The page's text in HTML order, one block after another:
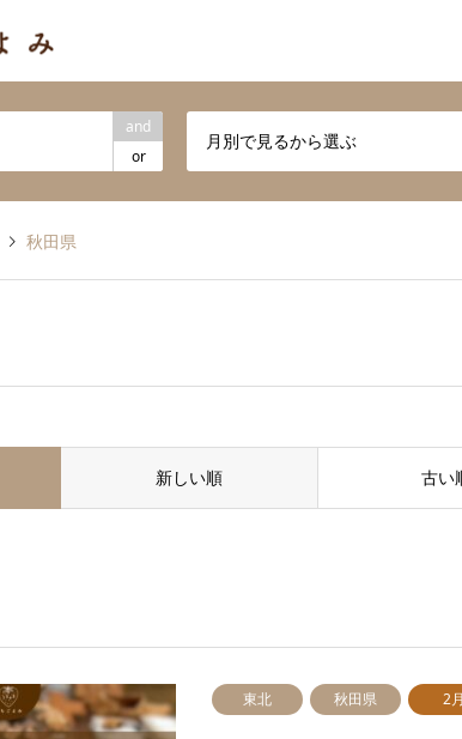
and
or
月別で見るから選ぶ
秋田県
新しい順 古い
東北 秋田県 2月